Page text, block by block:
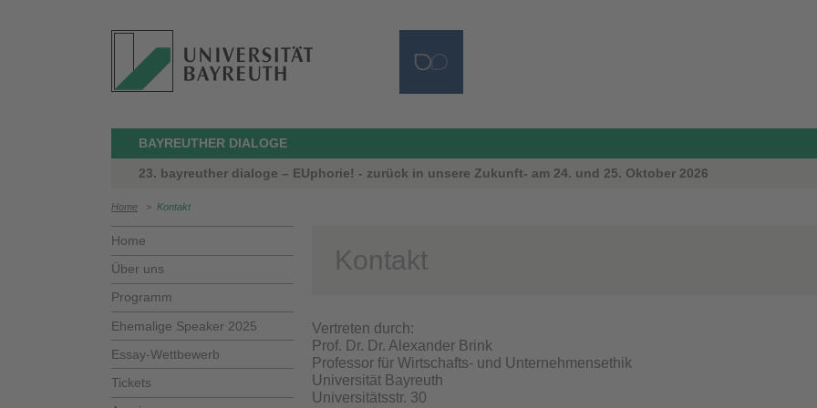
BAYREUTHER DIALOGE
23. bayreuther dialoge – EUphorie! - zurück in unsere Zukunft- am 24. und 25. Oktober 2026
Home > Kontakt
Home
Über uns
Programm
Ehemalige Speaker 2025
Essay-Wettbewerb
Tickets
Kontakt
Vertreten durch:
Prof. Dr. Dr. Alexander Brink
Professor für Wirtschafts- und Unternehmensethik
Universität Bayreuth
Universitätsstr. 30